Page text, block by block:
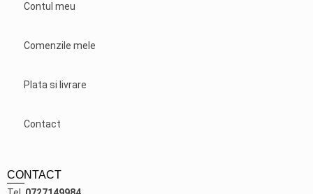
Contul meu
Comenzile mele
Plata si livrare
Contact
CONTACT